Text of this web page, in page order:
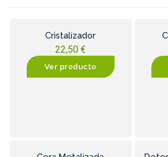
Cristalizador
22,50 €
Ver producto